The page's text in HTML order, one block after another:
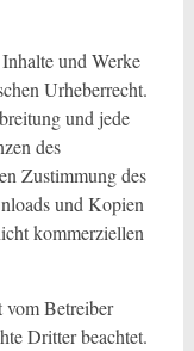
und Werke
Urheberrecht.
und jede
des
Zustimmung des
und Kopien
kommerziellen
vom Betreiber
Dritter beachtet.